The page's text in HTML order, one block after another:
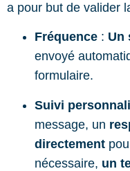
a pour but de valider
Fréquence : Un
envoyé
formulaire.
Suivi
message, un
directement
nécessaire, un